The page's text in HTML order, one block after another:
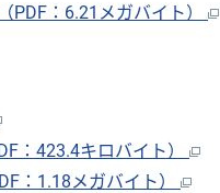
PDF：6.21メガバイト）
：423.4キロバイト）
：1.18メガバイト）